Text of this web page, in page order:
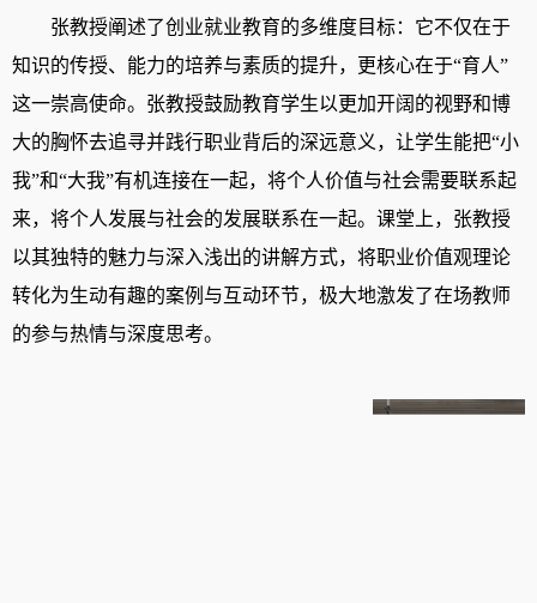
张教授阐述了创业就业教育的多维度目标：它不仅在于
知识的传授、能力的培养与素质的提升，更核心在于“育人”
这一崇高使命。张教授鼓励教育学生以更加开阔的视野和博
大的胸怀去追寻并践行职业背后的深远意义，让学生能把“小
我”和“大我”有机连接在一起，将个人价值与社会需要联系起
来，将个人发展与社会的发展联系在一起。课堂上，张教授
以其独特的魅力与深入浅出的讲解方式，将职业价值观理论
转化为生动有趣的案例与互动环节，极大地激发了在场教师
的参与热情与深度思考。